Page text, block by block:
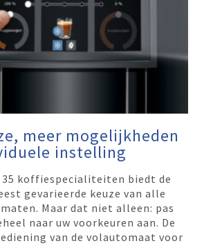
meer mogelijkheden
instelling
koffiespecialiteiten biedt de
gevarieerde keuze van alle
Maar dat niet alleen: pas
naar uw voorkeuren aan. De
van de volautomaat voor